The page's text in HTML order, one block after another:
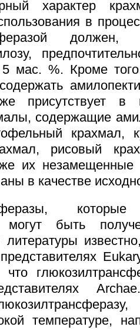
характер
в
должен,
мас. %. Кроме
присутствует в
содержащие
крахмал,
рисовый
их незамещенные
в качестве
могут быть
литературы
что
температуре,